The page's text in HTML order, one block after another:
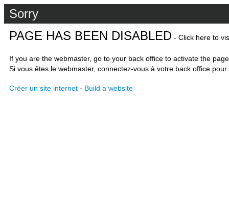
Sorry
PAGE HAS BEEN DISABLED - Click here to
If you are the webmaster, go to your back office to activate the
Si vous êtes le webmaster, connectez-vous à votre back office
Créer un site internet - Build a website